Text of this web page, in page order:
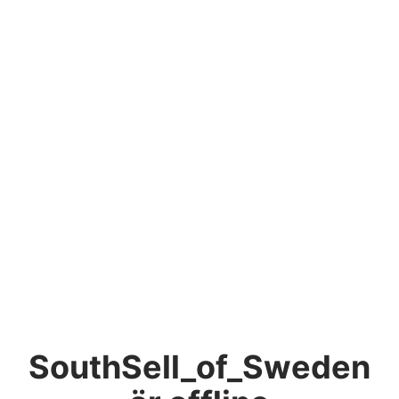
SouthSell_of_Sweden